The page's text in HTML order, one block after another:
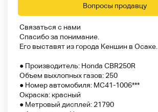
Вопросы продавцу
Связаться с нами
Спасибо за понимание.
Его выставят из города Кеншин в Осаке.
● Производитель: Honda CBR250R
Объем выхлопных газов: 250
● Номер автомобиля: MC41-1006***
Окраска: красный
● Метровый дисплей: 21790